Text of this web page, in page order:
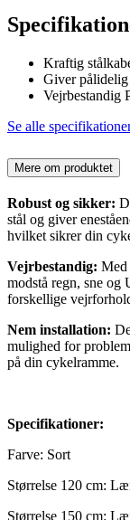
Kraftig
Giver
Vejrbestandig
Se alle
Mere om produktet
Robust og sikker:
stål og giver
hvilket sikrer din
Vejrbestandig: Med
modstå regn, sne og
forskellige
Nem installation:
mulighed for
på din cykelramme.
Specifikationer:
Farve: Sort
Størrelse 120 cm:
Størrelse 150 cm: